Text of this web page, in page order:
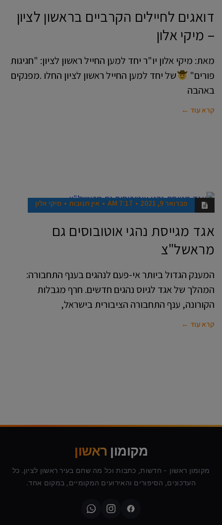
דואגים לחיילים הקרביים בראשון לציון
– מיקי אלון
מאת: מיקי אלון יו"ר יחד למען החייל ראשון לציון: "חגיגות
פורים"
של יחד למען החייל ראשון לציון החלו .מפנקים
באהבה
קרא עוד ←
חדשות
פברואר 9, 2021 7:17 AM אין תגובות מיקי אלון
אגד מגייסת נהגי אוטובוסים גם
מראשל"צ
המענק הגדול ביותר אי-פעם לנהגים בענף התחבורה:
המהלך של אגד לגיוס נהגים חדשים. חרף מגבלות
הקורונה, ענף התחבורה הציבורית בישראל,
קרא עוד ←
מקומון ראשון
מקומון ראשון - חדשות, כתבות וכל מה שחם בעיר ראשון לציון. כל
העדכונים, הסיפורים והאירועים המקומיים, במקום אחד.